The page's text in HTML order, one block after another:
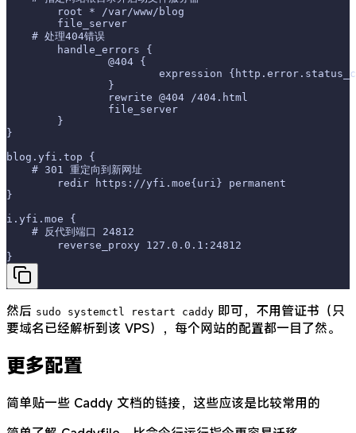
	root * /var/www/blog
	file_server
    # 处理404错误
	handle_errors {
		@404 {
expression
		}
		rewrite @404 /404.html
		file_server
	}
}
blog.yfi.top {
    # 301 重定向到新网址
	redir https://yfi.moe{uri} permanent
}
i.yfi.moe {
    # 反代到端口 24812
	reverse_proxy 127.0.0.1:24812
}
然后 sudo systemctl restart caddy 即可，不用管证书（只
要域名已经解析到该 VPS），每个网站的配置都一目了然。
更多配置
简单贴一些 Caddy 文档的链接，这些应该是比较常用的